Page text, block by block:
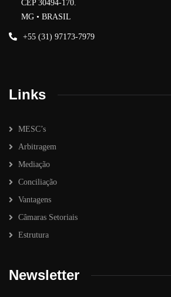
CEP 30494-170.
MG • BRASIL
+55 (31) 97173-7979
Links
MESC’s
Arbitragem
Mediação
Conciliação
Vantagens
Câmaras Setoriais
Estrutura
Newsletter